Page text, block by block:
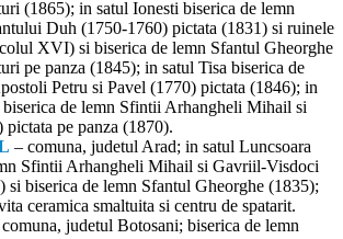
(1865); in satul Ionesti biserica de lemn
Duh (1750-1760) pictata (1831) si ruinele
XVI) si biserica de lemn Sfantul Gheorghe
pe panza (1845); in satul Tisa biserica de
Petru si Pavel (1770) pictata (1846); in
biserica de lemn Sfintii Arhangheli Mihail si
pe panza (1870).
– comuna, judetul Arad; in satul Luncsoara
Sfintii Arhangheli Mihail si Gavriil-Visdoci
biserica de lemn Sfantul Gheorghe (1835);
ceramica smaltuita si centru de spatarit.
judetul Botosani; biserica de lemn